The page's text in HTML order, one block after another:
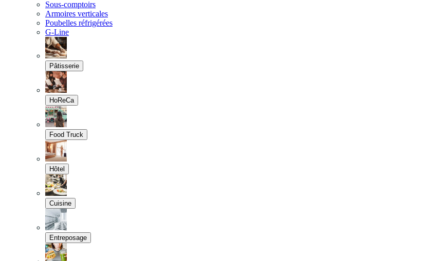
Sous-comptoirs
Armoires verticales
Poubelles réfrigérées
G-Line
Pâtisserie
HoReCa
Food Truck
Hôtel
Cuisine
Entreposage